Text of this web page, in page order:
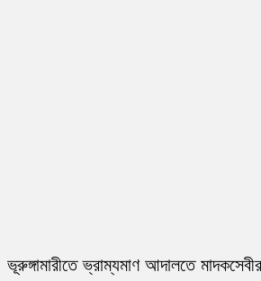
ভূরুঙ্গামারীতে ভ্রাম্যমাণ আদালতে